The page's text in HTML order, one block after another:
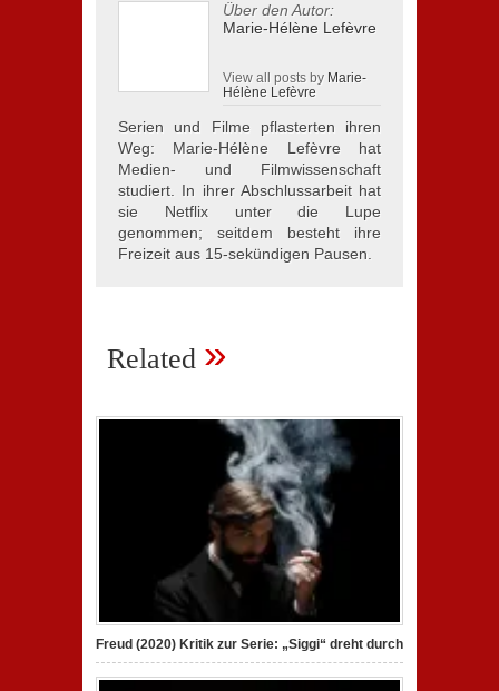
Über den Autor:
Marie-Hélène Lefèvre
View all posts by Marie-
Hélène Lefèvre
Serien und Filme pflasterten ihren
Weg: Marie-Hélène Lefèvre hat
Medien- und Filmwissenschaft
studiert. In ihrer Abschlussarbeit hat
sie Netflix unter die Lupe
genommen; seitdem besteht ihre
Freizeit aus 15-sekündigen Pausen.
Related »
Freud (2020) Kritik zur Serie: „Siggi“ dreht durch